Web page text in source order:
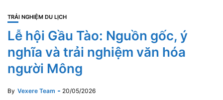
TRẢI NGHIỆM DU LỊCH
Lễ hội Gầu Tào: Nguồn gốc, ý
nghĩa và trải nghiệm văn hóa
người Mông
By Vexere Team 20/05/2026